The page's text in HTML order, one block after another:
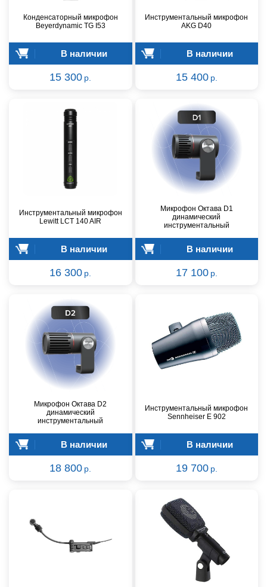
Конденсаторный микрофон
Beyerdynamic TG I53
В наличии
15 300 р.
Инструментальный микрофон
AKG D40
В наличии
15 400 р.
Инструментальный микрофон
Lewitt LCT 140 AIR
В наличии
16 300 р.
Микрофон Октава D1
динамический
инструментальный
В наличии
17 100 р.
Микрофон Октава D2
динамический
инструментальный
В наличии
18 800 р.
Инструментальный микрофон
Sennheiser E 902
В наличии
19 700 р.